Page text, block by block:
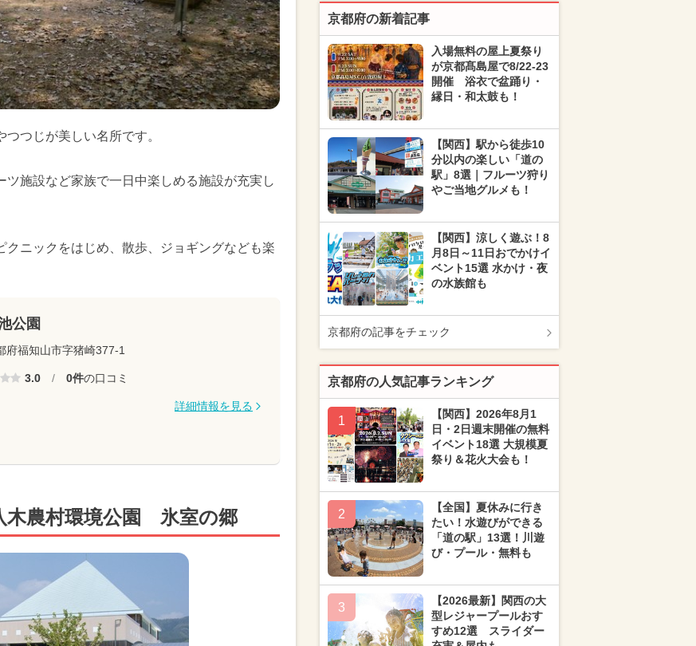
つじが美しい名所です。
施設など家族で一日中楽しめる施設が充実し
クニックをはじめ、散歩、ジョギングなども楽
公園
府福知山市字猪崎377-1
3.0 / 0件の口コミ
詳細情報を見る
木農村環境公園 氷室の郷
京都府の新着記事
入場無料の屋上夏祭り
が京都髙島屋で8/22-23
開催 浴衣で盆踊り・
縁日・和太鼓も！
【関西】駅から徒歩10
分以内の楽しい「道の
駅」8選｜フルーツ狩り
やご当地グルメも！
【関西】涼しく遊ぶ！8
月8日～11日おでかけイ
ベント15選 水かけ・夜
の水族館も
京都府の記事をチェック
京都府の人気記事ランキング
1
【関西】2026年8月1
日・2日週末開催の無料
イベント18選 大規模夏
祭り＆花火大会も！
2
【全国】夏休みに行き
たい！水遊びができる
「道の駅」13選！川遊
び・プール・無料も
3
【2026最新】関西の大
型レジャープールおす
すめ12選 スライダー